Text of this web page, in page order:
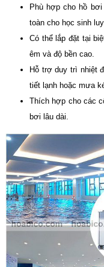
Phù hợp cho hồ
toàn cho học sinh
Có thể lắp đặt tại
êm và độ bền cao.
Hỗ trợ duy trì nhiệt
tiết lạnh hoặc mưa
Thích hợp cho các
bơi lâu dài.